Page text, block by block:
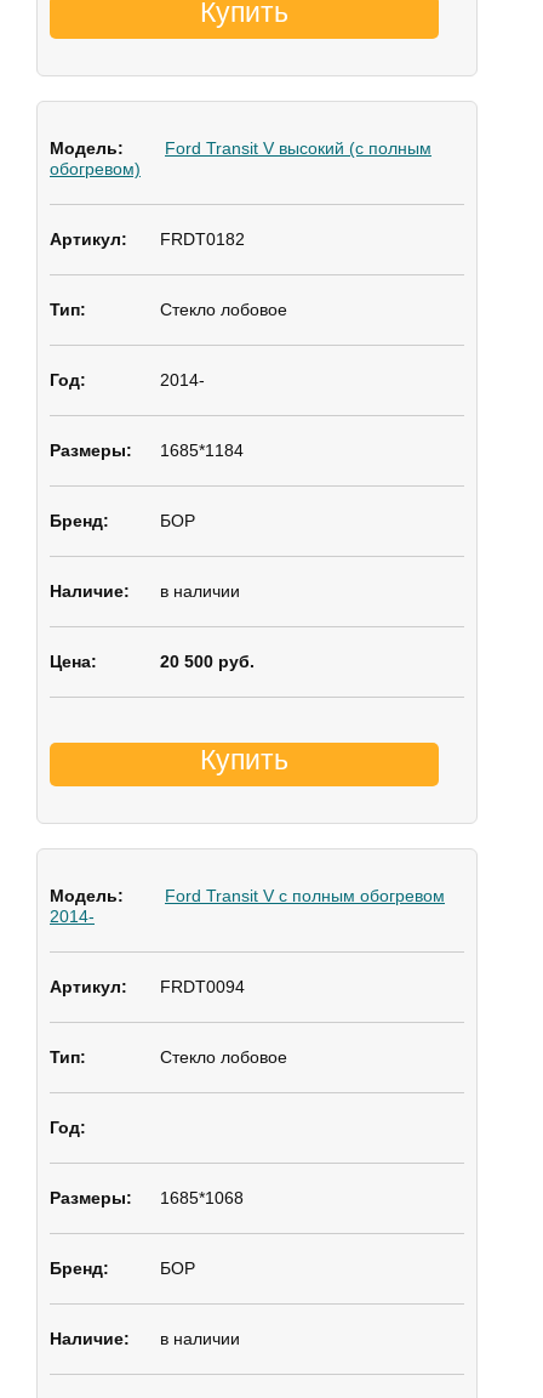
Купить
Ford Transit V высокий (с полным
обогревом)
FRDT0182
Стекло лобовое
2014-
1685*1184
БОР
в наличии
20 500 руб.
Купить
Ford Transit V с полным обогревом
2014-
FRDT0094
Стекло лобовое
1685*1068
БОР
в наличии